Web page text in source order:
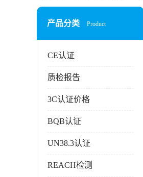
产品分类 Product
CE认证
质检报告
3C认证价格
BQB认证
UN38.3认证
REACH检测